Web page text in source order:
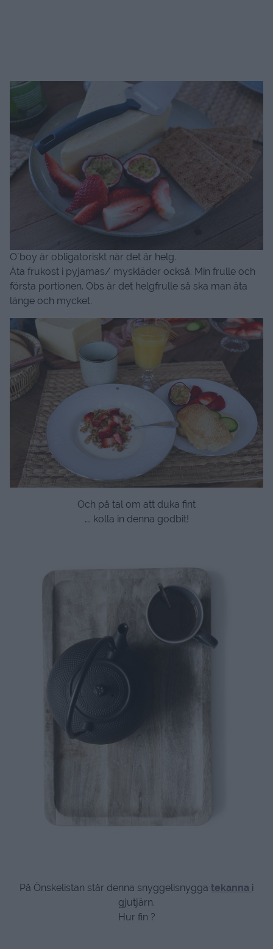
O´boy är obligatoriskt när det är helg.
Äta frukost i pyjamas/ myskläder också. Min frulle och
första portionen. Obs är det helgfrulle så ska man äta
länge och mycket.
Och på tal om att duka fint
…. kolla in denna godbit!
På Önskelistan står denna snyggelisnygga tekanna i
gjutjärn.
Hur fin ?